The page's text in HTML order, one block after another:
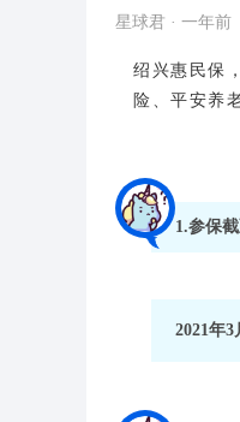
星球君 · 一年前
绍兴惠民保
险、平安养
1.参保
2021年3